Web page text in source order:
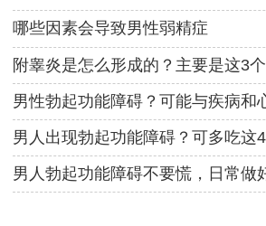
哪些因素会导致男性弱精症
附睾炎是怎么形成的？主要是这3
男性勃起功能障碍？可能与疾病和
男人出现勃起功能障碍？可多吃这
男人勃起功能障碍不要慌，日常做